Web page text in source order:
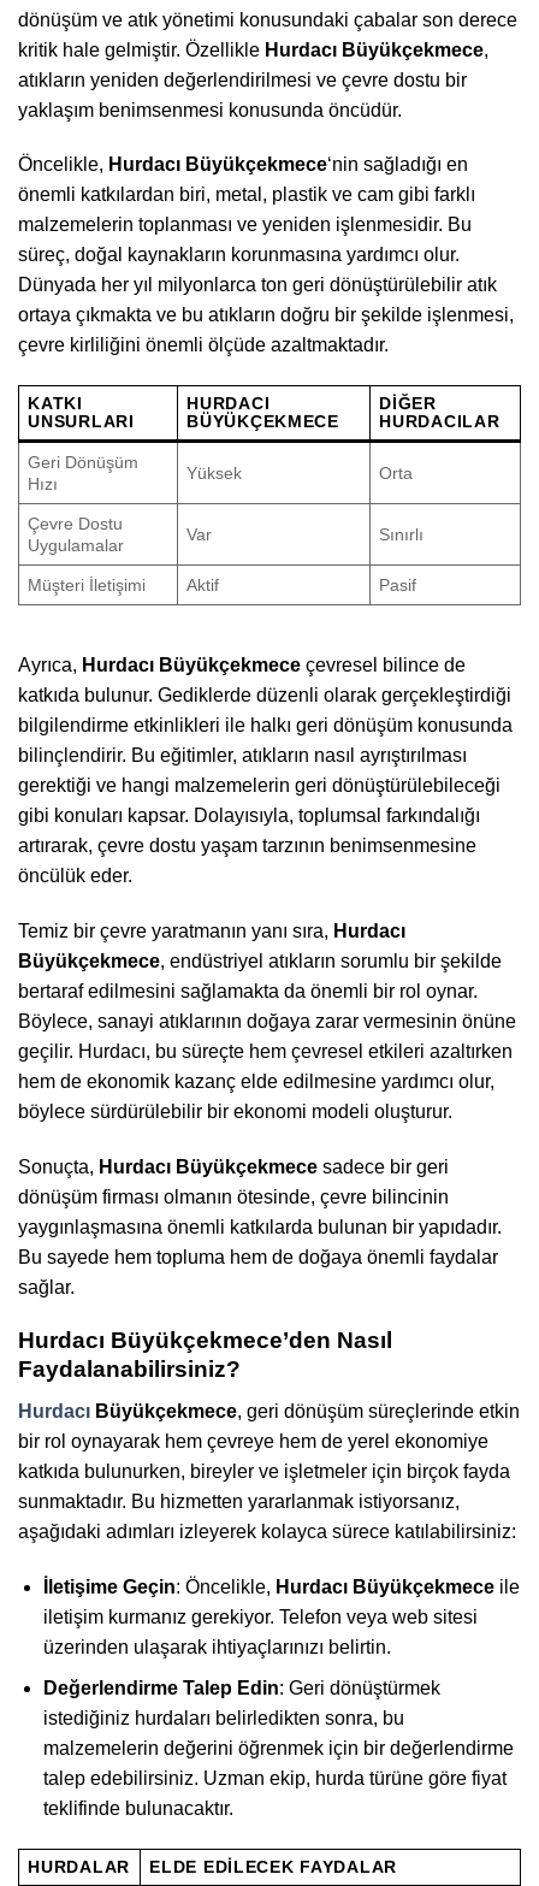
dönüşüm ve atık yönetimi konusundaki çabalar son derece
kritik hale gelmiştir. Özellikle Hurdacı Büyükçekmece,
atıkların yeniden değerlendirilmesi ve çevre dostu bir
yaklaşım benimsenmesi konusunda öncüdür.
Öncelikle, Hurdacı Büyükçekmece‘nin sağladığı en
önemli katkılardan biri, metal, plastik ve cam gibi farklı
malzemelerin toplanması ve yeniden işlenmesidir. Bu
süreç, doğal kaynakların korunmasına yardımcı olur.
Dünyada her yıl milyonlarca ton geri dönüştürülebilir atık
ortaya çıkmakta ve bu atıkların doğru bir şekilde işlenmesi,
çevre kirliliğini önemli ölçüde azaltmaktadır.
KATKI
UNSURLARI
HURDACI
BÜYÜKÇEKMECE
DIĞER
HURDACILAR
Geri Dönüşüm
Hızı
Yüksek Orta
Çevre Dostu
Uygulamalar
Var Sınırlı
Müşteri İletişimi Aktif Pasif
Ayrıca, Hurdacı Büyükçekmece çevresel bilince de
katkıda bulunur. Gediklerde düzenli olarak gerçekleştirdiği
bilgilendirme etkinlikleri ile halkı geri dönüşüm konusunda
bilinçlendirir. Bu eğitimler, atıkların nasıl ayrıştırılması
gerektiği ve hangi malzemelerin geri dönüştürülebileceği
gibi konuları kapsar. Dolayısıyla, toplumsal farkındalığı
artırarak, çevre dostu yaşam tarzının benimsenmesine
öncülük eder.
Temiz bir çevre yaratmanın yanı sıra, Hurdacı
Büyükçekmece, endüstriyel atıkların sorumlu bir şekilde
bertaraf edilmesini sağlamakta da önemli bir rol oynar.
Böylece, sanayi atıklarının doğaya zarar vermesinin önüne
geçilir. Hurdacı, bu süreçte hem çevresel etkileri azaltırken
hem de ekonomik kazanç elde edilmesine yardımcı olur,
böylece sürdürülebilir bir ekonomi modeli oluşturur.
Sonuçta, Hurdacı Büyükçekmece sadece bir geri
dönüşüm firması olmanın ötesinde, çevre bilincinin
yaygınlaşmasına önemli katkılarda bulunan bir yapıdadır.
Bu sayede hem topluma hem de doğaya önemli faydalar
sağlar.
Hurdacı Büyükçekmece’den Nasıl
Faydalanabilirsiniz?
Hurdacı Büyükçekmece, geri dönüşüm süreçlerinde etkin
bir rol oynayarak hem çevreye hem de yerel ekonomiye
katkıda bulunurken, bireyler ve işletmeler için birçok fayda
sunmaktadır. Bu hizmetten yararlanmak istiyorsanız,
aşağıdaki adımları izleyerek kolayca sürece katılabilirsiniz:
İletişime Geçin: Öncelikle, Hurdacı Büyükçekmeceile
iletişim kurmanız gerekiyor. Telefon veya web sitesi
üzerinden ulaşarak ihtiyaçlarınızı belirtin.
Değerlendirme Talep Edin: Geri dönüştürmek
istediğiniz hurdaları belirledikten sonra, bu
malzemelerin değerini öğrenmek için bir değerlendirme
talep edebilirsiniz. Uzman ekip, hurda türüne göre fiyat
teklifinde bulunacaktır.
HURDALAR ELDE EDILECEK FAYDALAR